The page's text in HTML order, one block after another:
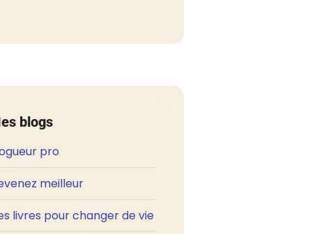
blogs
pro
meilleur
livres pour changer de vie